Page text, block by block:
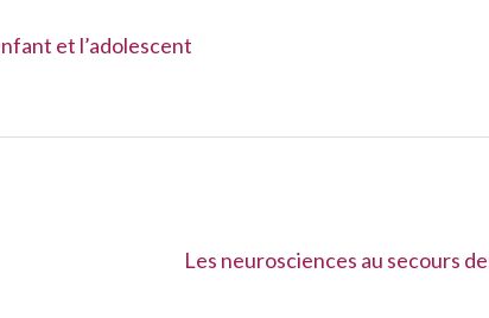
et l’adolescent
Suivant :
Les neurosciences au secours